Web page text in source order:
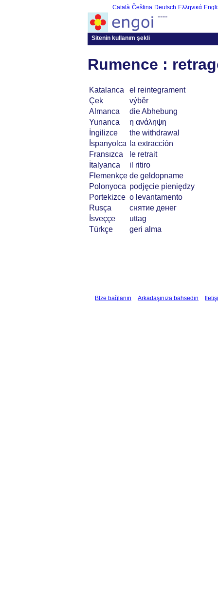
Català Čeština Deutsch Ελληνικά
----
Sitenin kullanım şekli
Rumence :
Katalanca
el reintegrament
Çek
výběr
Almanca
die Abhebung
Yunanca
η ανάληψη
İngilizce
the withdrawal
İspanyolca
la extracción
Fransızca
le retrait
İtalyanca
il ritiro
Flemenkçe de geldopname
Polonyoca podjęcie pieniędzy
Portekizce o levantamento
Rusça
снятие денег
İsveççe
uttag
Türkçe
geri alma
Bİze bağlanın Arkadaşınıza bahsedin